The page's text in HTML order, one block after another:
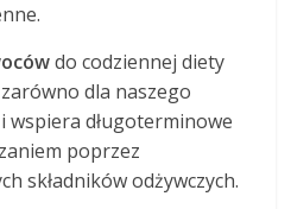
do codziennej diety
dla naszego
wspiera długoterminowe
poprzez
składników odżywczych.